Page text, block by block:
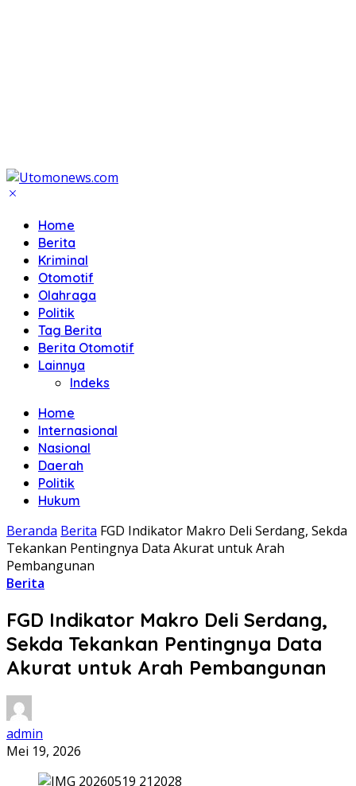
Home
Berita
Kriminal
Otomotif
Olahraga
Politik
Tag Berita
Berita Otomotif
Lainnya
Indeks
Home
Internasional
Nasional
Daerah
Politik
Hukum
Beranda Berita FGD Indikator Makro Deli Serdang, Sekda
Tekankan Pentingnya Data Akurat untuk Arah
Pembangunan
Berita
FGD Indikator Makro Deli Serdang,
Sekda Tekankan Pentingnya Data
Akurat untuk Arah Pembangunan
admin
Mei 19, 2026